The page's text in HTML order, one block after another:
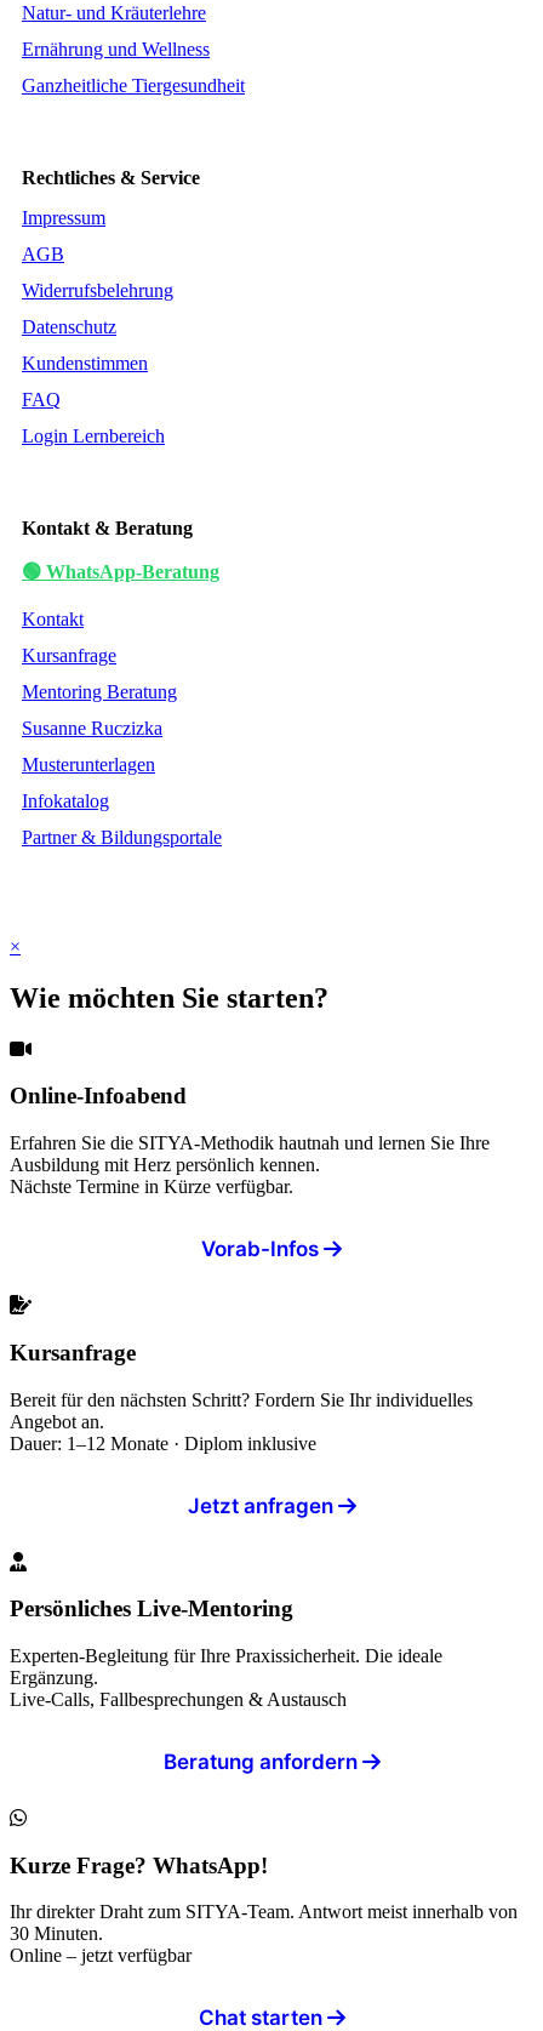
Natur- und Kräuterlehre
Ernährung und Wellness
Ganzheitliche Tiergesundheit
Rechtliches & Service
Impressum
AGB
Widerrufsbelehrung
Datenschutz
Kundenstimmen
FAQ
Login Lernbereich
Kontakt & Beratung
🟢 WhatsApp-Beratung
Kontakt
Kursanfrage
Mentoring Beratung
Susanne Ruczizka
Musterunterlagen
Infokatalog
Partner & Bildungsportale
×
Wie möchten Sie starten?
Online-Infoabend
Erfahren Sie die SITYA-Methodik hautnah und lernen Sie Ihre
Ausbildung mit Herz persönlich kennen.
Nächste Termine in Kürze verfügbar.
Vorab-Infos
Kursanfrage
Bereit für den nächsten Schritt? Fordern Sie Ihr individuelles
Angebot an.
Dauer: 1–12 Monate · Diplom inklusive
Jetzt anfragen
Persönliches Live-Mentoring
Experten-Begleitung für Ihre Praxissicherheit. Die ideale
Ergänzung.
Live-Calls, Fallbesprechungen & Austausch
Beratung anfordern
Kurze Frage? WhatsApp!
Ihr direkter Draht zum SITYA-Team. Antwort meist innerhalb von
30 Minuten.
Online – jetzt verfügbar
Chat starten